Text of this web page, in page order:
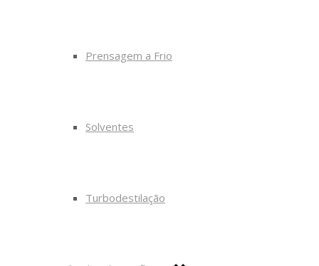
Prensagem a Frio
Solventes
Turbodestilação